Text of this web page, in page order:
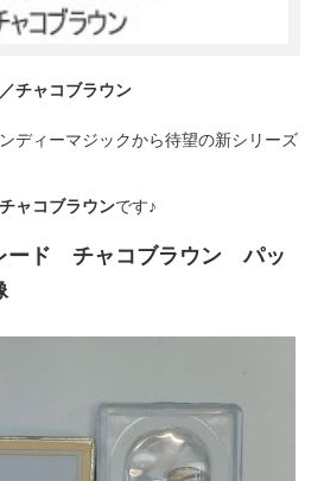
チャコブラウン
ディーマジックから待望の新シリーズ
チャコブラウンです♪
ード チャコブラウン パッ